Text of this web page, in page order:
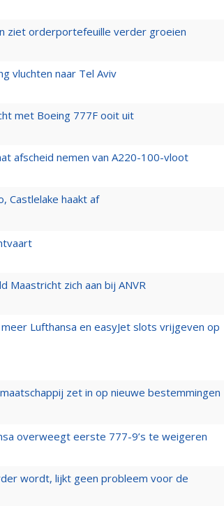
ziet orderportefeuille verder groeien
vluchten naar Tel Aviv
met Boeing 777F ooit uit
afscheid nemen van A220-100-vloot
Castlelake haakt af
Maastricht zich aan bij ANVR
Lufthansa en easyJet slots vrijgeven op
zet in op nieuwe bestemmingen
overweegt eerste 777-9’s te weigeren
wordt, lijkt geen probleem voor de